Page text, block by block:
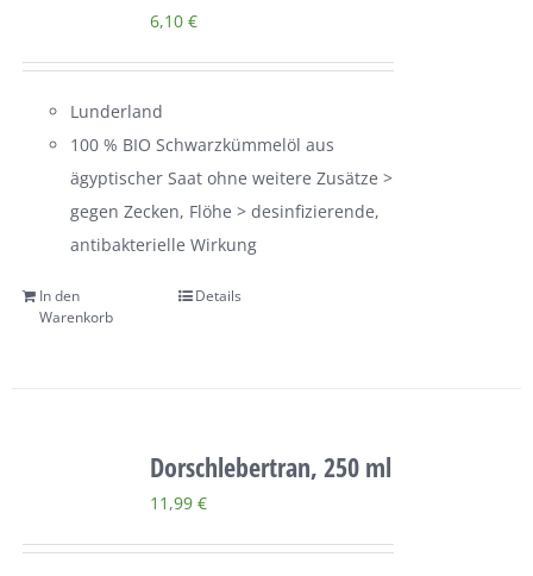
6,10 €
Lunderland
100 % BIO Schwarzkümmelöl aus
ägyptischer Saat ohne weitere Zusätze >
gegen Zecken, Flöhe > desinfizierende,
antibakterielle Wirkung
In den
Warenkorb
Details
Dorschlebertran, 250 ml
11,99 €